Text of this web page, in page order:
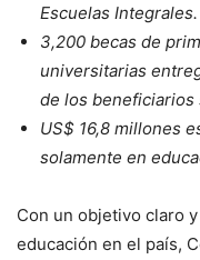
Escuelas Integrales.
3,200 becas de
universitarias
de los beneficiarios
US$ 16,8 millones
solamente en
Con un objetivo claro
educación en el país,